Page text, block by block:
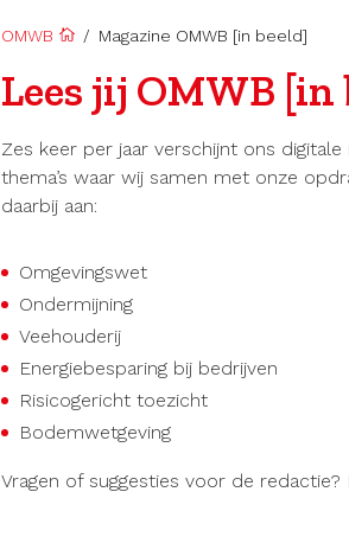
OMWB / Magazine OMWB [in beeld]
Lees jij OMWB [in
Zes keer per jaar verschijnt ons
thema’s waar wij samen met onze
daarbij aan:
Omgevingswet
Ondermijning
Veehouderij
Energiebesparing bij bedrijven
Risicogericht toezicht
Bodemwetgeving
Vragen of suggesties voor de